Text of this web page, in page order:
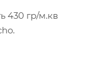
430 гр/м.кв